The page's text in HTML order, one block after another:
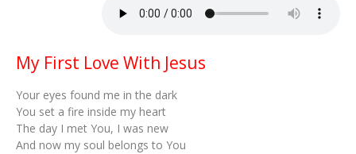
My First Love With Jesus
Your eyes found me in the dark
You set a fire inside my heart
The day I met You, I was new
And now my soul belongs to You